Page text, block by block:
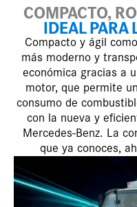
COMPACTO,
IDEAL PARA
Compacto y ágil
más moderno y
económica gracias a
motor, que permite
consumo de
con la nueva y
Mercedes-Benz. La
que ya conoces,